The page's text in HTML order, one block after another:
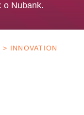
o Nubank.
> INNOVATION